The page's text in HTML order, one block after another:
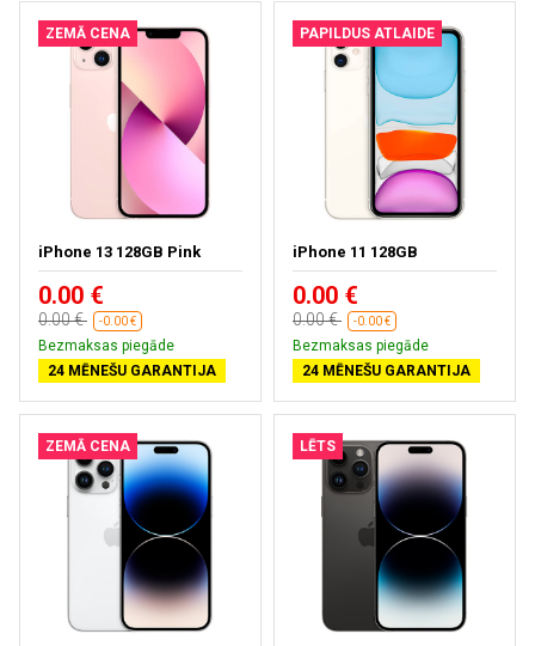
ZEMĀ CENA
iPhone 13 128GB Pink
0.00 €
0.00 € -0.00 €
Bezmaksas piegāde
24 MĒNEŠU GARANTIJA
PAPILDUS ATLAIDE
iPhone 11 128GB
0.00 €
0.00 € -0.00 €
Bezmaksas piegāde
24 MĒNEŠU GARANTIJA
ZEMĀ CENA LĒTS